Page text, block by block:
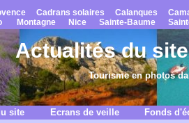
Cadrans solaires Calanques
Montagne Nice Sainte-Baume
Actualités du
Tourisme en photos
site Ecrans de veille Fonds